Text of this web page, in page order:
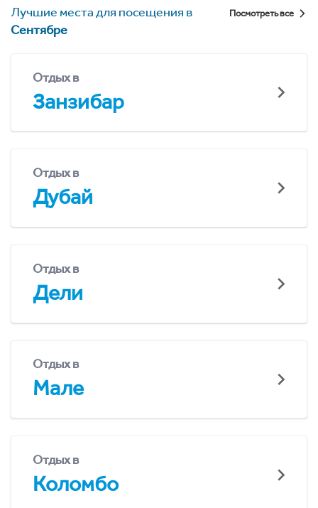
Лучшие места для посещения в
Сентябре
Посмотреть все
Отдых в
Занзибар
Отдых в
Дубай
Отдых в
Дели
Отдых в
Мале
Отдых в
Коломбо